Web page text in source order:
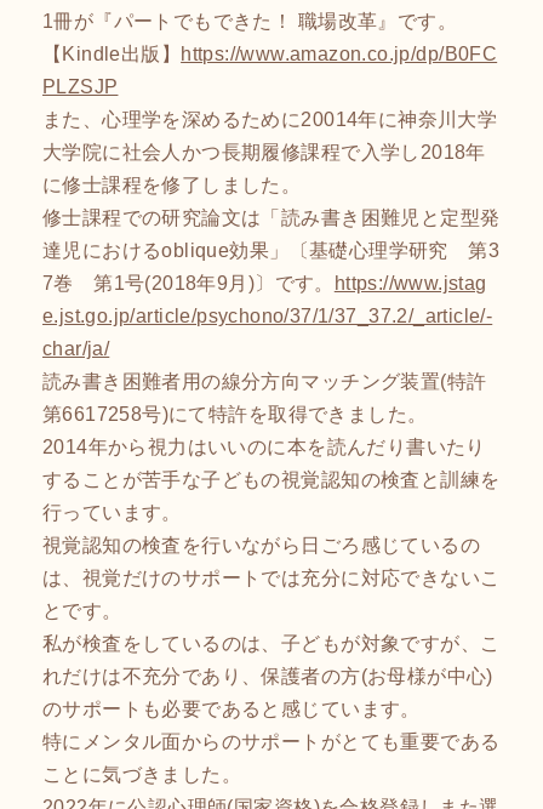
1冊が『パートでもできた！ 職場改革』です。
【Kindle出版】 https://www.amazon.co.jp/dp/B0FC
PLZSJP
また、心理学を深めるために20014年に神奈川大学
大学院に社会人かつ長期履修課程で入学し2018年
に修士課程を修了しました。
修士課程での研究論文は「読み書き困難児と定型発
達児におけるoblique効果」〔基礎心理学研究 第3
7巻 第1号(2018年9月)〕です。 https://www.jstag
e.jst.go.jp/article/psychono/37/1/37_37.2/_article/-
char/ja/
読み書き困難者用の線分方向マッチング装置(特許
第6617258号)にて特許を取得できました。
2014年から視力はいいのに本を読んだり書いたり
することが苦手な子どもの視覚認知の検査と訓練を
行っています。
視覚認知の検査を行いながら日ごろ感じているの
は、視覚だけのサポートでは充分に対応できないこ
とです。
私が検査をしているのは、子どもが対象ですが、こ
れだけは不充分であり、保護者の方(お母様が中心)
のサポートも必要であると感じています。
特にメンタル面からのサポートがとても重要である
ことに気づきました。